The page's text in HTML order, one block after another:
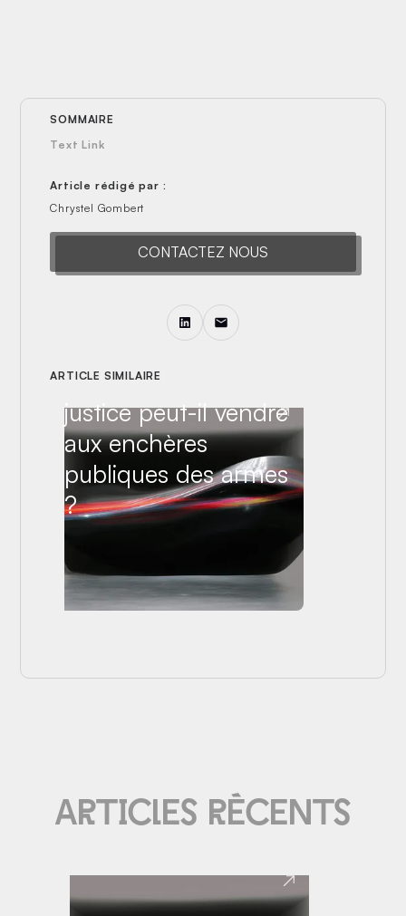
SOMMAIRE
Text Link
Article rédigé par :
Chrystel Gombert
CONTACTEZ NOUS
ARTICLE SIMILAIRE
Un commissaire de
justice peut-il vendre
aux enchères
publiques des armes
?
Articles réce Nts